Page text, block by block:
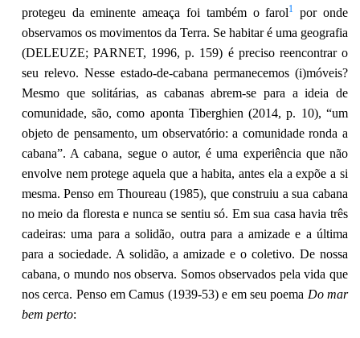
protegeu da eminente ameaça foi também o farol1 por onde
observamos os movimentos da Terra. Se habitar é uma geografia
(DELEUZE; PARNET, 1996, p. 159) é preciso reencontrar o
seu relevo. Nesse estado-de-cabana permanecemos (i)móveis?
Mesmo que solitárias, as cabanas abrem-se para a ideia de
comunidade, são, como aponta Tiberghien (2014, p. 10), “um
objeto de pensamento, um observatório: a comunidade ronda a
cabana”. A cabana, segue o autor, é uma experiência que não
envolve nem protege aquela que a habita, antes ela a expõe a si
mesma. Penso em Thoureau (1985), que construiu a sua cabana
no meio da floresta e nunca se sentiu só. Em sua casa havia três
cadeiras: uma para a solidão, outra para a amizade e a última
para a sociedade. A solidão, a amizade e o coletivo. De nossa
cabana, o mundo nos observa. Somos observados pela vida que
nos cerca. Penso em Camus (1939-53) e em seu poema Do mar
bem perto: